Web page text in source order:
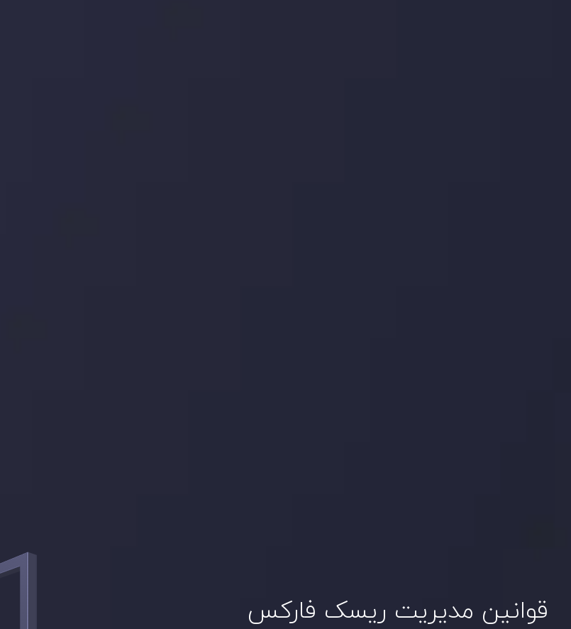
قوانین مدیریت ریسک فارکس